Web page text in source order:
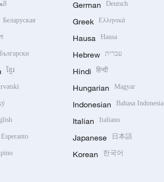
Беларуская
Български
ខ្មែរ
Esperanto
German Deutsch
Greek Ελληνικά
Hausa Hausa
Hebrew עברית
Hindi हिन्दी
Hungarian Magyar
Indonesian Bahasa Indonesia
Italian Italiano
Japanese 日本語
Korean 한국어